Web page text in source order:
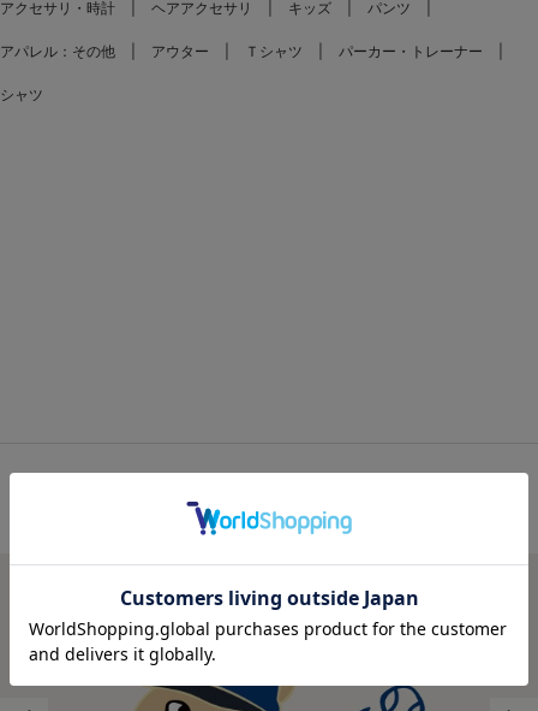
アクセサリ・時計 ヘアアクセサリ キッズ パンツ
アパレル：その他 アウター Ｔシャツ パーカー・トレーナー
シャツ
特集